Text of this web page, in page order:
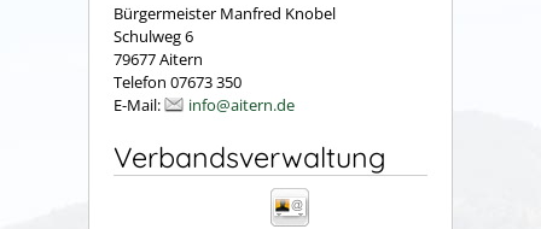
Bürgermeister Manfred Knobel
Schulweg 6
79677 Aitern
Telefon 07673 350
E-Mail:
info@aitern.de
Verbandsverwaltung